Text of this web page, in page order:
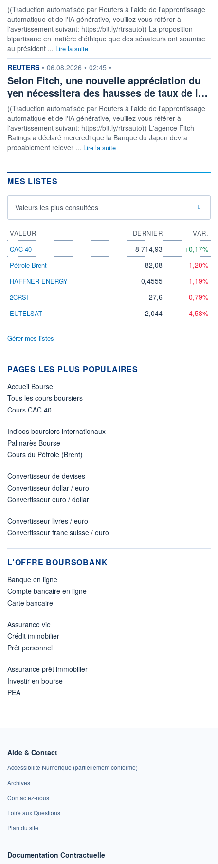
((Traduction automatisée par Reuters à l'aide de l'apprentissage
automatique et de l'IA générative, veuillez vous référer à
l'avertissement suivant: https://bit.ly/rtrsauto)) La proposition
bipartisane en matière d'éthique que des sénateurs ont soumise
au président ... Lire la suite
information fournie par
REUTERS • 06.08.2026 • 02:45 •
Selon Fitch, une nouvelle appréciation du
yen nécessitera des hausses de taux de l…
((Traduction automatisée par Reuters à l'aide de l'apprentissage
automatique et de l'IA générative, veuillez vous référer à
l'avertissement suivant: https://bit.ly/rtrsauto)) L'agence Fitch
Ratings a déclaré mercredi que la Banque du Japon devra
probablement relever ... Lire la suite
MES LISTES
Valeurs les plus consultées
VALEUR DERNIER
VAR.
CAC 40
8 714,93 +0,17%
Pétrole Brent 82,08 -1,20%
HAFFNER ENERGY 0,4555 -1,19%
2CRSI 27,6 -0,79%
EUTELSAT 2,044 -4,58%
Gérer mes listes
PAGES LES PLUS POPULAIRES
Accueil Bourse
Tous les cours boursiers
Cours CAC 40
Indices boursiers internationaux
Palmarès Bourse
Cours du Pétrole (Brent)
Convertisseur de devises
Convertisseur dollar / euro
Convertisseur euro / dollar
Convertisseur livres / euro
Convertisseur franc suisse / euro
L'OFFRE BOURSOBANK
Banque en ligne
Compte bancaire en ligne
Carte bancaire
Assurance vie
Crédit immobilier
Prêt personnel
Assurance prêt immobilier
Investir en bourse
PEA
Aide & Contact
Accessibilité Numérique (partiellement conforme)
Archives
Contactez-nous
Foire aux Questions
Plan du site
Documentation Contractuelle